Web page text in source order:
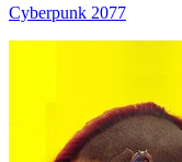
Cyberpunk 2077